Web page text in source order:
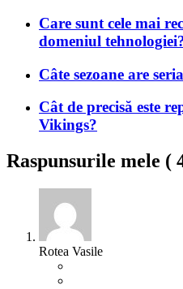
Care sunt cele mai
domeniul
Câte sezoane are
Cât de precisă este
Vikings?
Raspunsurile mele (
Rotea Vasile